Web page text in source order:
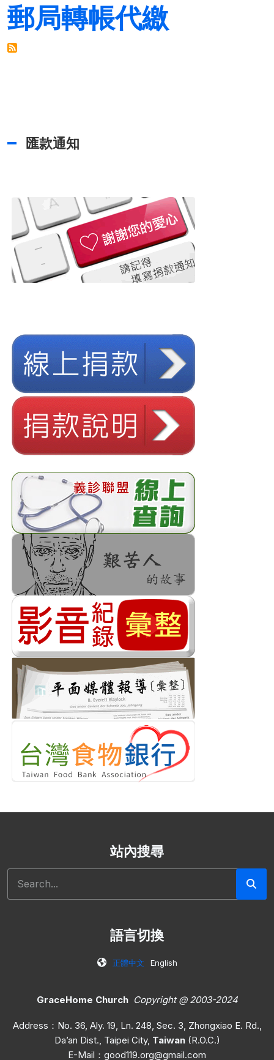
郵局轉帳代繳
匯款通知
站內搜尋
語言切換
正體中文 English
GraceHome Church Copyright @ 2003-2024
Address：No. 36, Aly. 19, Ln. 248, Sec. 3, Zhongxiao E. Rd.,
Da’an Dist., Taipei City, Taiwan (R.O.C.)
E-Mail： good119.org@gmail.com